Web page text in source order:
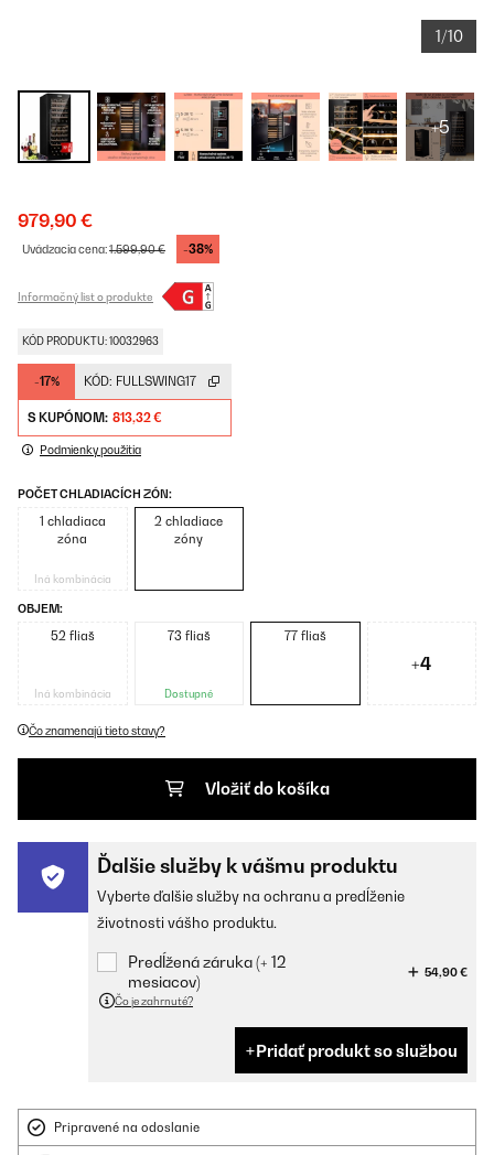
1/10
+5
979,90 €
Uvádzacia cena:1.599,90 € -38%
Informačný list o produkte
KÓD PRODUKTU: 10032963
-17% KÓD: FULLSWING17
S KUPÓNOM: 813,32 €
Podmienky použitia
POČET CHLADIACÍCH ZÓN:
1 chladiaca
zóna
Iná kombinácia
2 chladiace
zóny
OBJEM:
52 fliaš
Iná kombinácia
73 fliaš
Dostupné
77 fliaš
+4
Čo znamenajú tieto stavy?
Vložiť do košíka
Ďalšie služby k vášmu produktu
Vyberte ďalšie služby na ochranu a predĺženie
životnosti vášho produktu.
Predĺžená záruka (+ 12
mesiacov)
54,90 €
Čo je zahrnuté?
Pridať produkt so službou
Pripravené na odoslanie